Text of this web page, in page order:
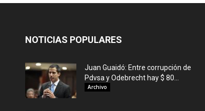
NOTICIAS POPULARES
Juan Guaidó: Entre corrupción de
Pdvsa y Odebrecht hay $ 80...
Archivo